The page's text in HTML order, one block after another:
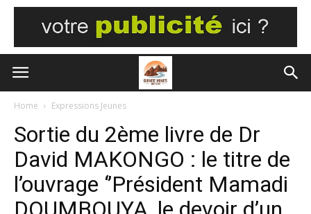
Home Expressions Jeunes
Sortie du 2ème livre de Dr
David MAKONGO : le titre de
l’ouvrage ‘’Président Mamadi